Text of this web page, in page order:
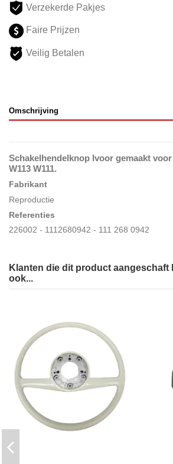
Verzekerde Pakjes
Faire Prijzen
Veilig Betalen
Omschrijving
Schakelhendelknop Ivoor gemaakt
W113 W111.
Fabrikant
Reproductie
Referenties
226002 - 1112680942 - 111 268 0942
Klanten die dit product aangeschaft
ook...